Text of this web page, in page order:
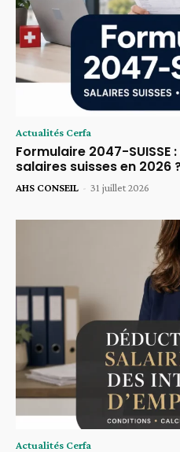
Actualités Cerfa
Formulaire 2047-
salaires suisses en 2026
AHS CONSEIL - 31 juillet 2026
Actualités Cerfa